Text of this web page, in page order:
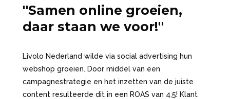
''Samen online groeien,
daar staan we voor!''
Livolo Nederland wilde via social advertising hun
webshop groeien. Door middel van een
campagnestrategie en het inzetten van de juiste
content resulteerde dit in een ROAS van 4,5! Klant